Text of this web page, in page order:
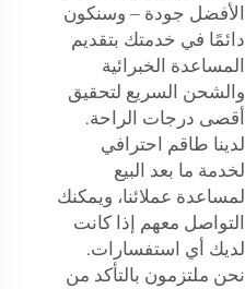
الأفضل جودة – وسنكون
دائمًا في خدمتك بتقديم
المساعدة الخبرائية
والشحن السريع لتحقيق
أقصى درجات الراحة.
لدينا طاقم احترافي
لخدمة ما بعد البيع
لمساعدة عملائنا، ويمكنك
التواصل معهم إذا كانت
لديك أي استفسارات.
نحن ملتزمون بالتأكد من